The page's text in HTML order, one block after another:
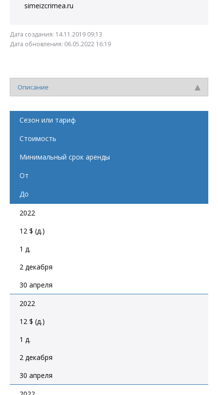
simeizcrimea.ru
Дата создания: 14.11.2019 09:13
Дата обновления: 06.05.2022 16:19
Описание
Сезон или тариф
Стоимость
Минимальный срок аренды
От
До
2022
12 $ (д.)
1 д.
2 декабря
30 апреля
2022
12 $ (д.)
1 д.
2 декабря
30 апреля